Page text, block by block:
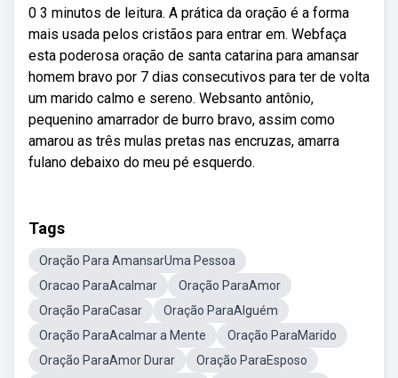
0 3 minutos de leitura. A prática da oração é a forma
mais usada pelos cristãos para entrar em. Webfaça
esta poderosa oração de santa catarina para amansar
homem bravo por 7 dias consecutivos para ter de volta
um marido calmo e sereno. Websanto antônio,
pequenino amarrador de burro bravo, assim como
amarou as três mulas pretas nas encruzas, amarra
fulano debaixo do meu pé esquerdo.
Tags
Oração Para AmansarUma Pessoa
Oracao ParaAcalmar
Oração ParaAmor
Oração ParaCasar
Oração ParaAlguém
Oração ParaAcalmar a Mente
Oração ParaMarido
Oração ParaAmor Durar
Oração ParaEsposo